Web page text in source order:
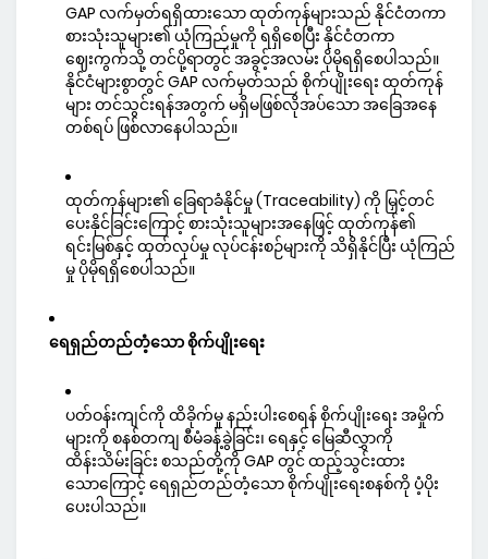
GAP လက်မှတ်ရရှိထားသော ထုတ်ကုန်များသည် နိုင်ငံတကာ
စားသုံးသူများ၏ ယုံကြည်မှုကို ရရှိစေပြီး နိုင်ငံတကာ
ဈေးကွက်သို့ တင်ပို့ရာတွင် အခွင့်အလမ်း ပိုမိုရရှိစေပါသည်။
နိုင်ငံများစွာတွင် GAP လက်မှတ်သည် စိုက်ပျိုးရေး ထုတ်ကုန်
များ တင်သွင်းရန်အတွက် မရှိမဖြစ်လိုအပ်သော အခြေအနေ
တစ်ရပ် ဖြစ်လာနေပါသည်။
ထုတ်ကုန်များ၏ ခြေရာခံနိုင်မှု (Traceability) ကို မြှင့်တင်
ပေးနိုင်ခြင်းကြောင့် စားသုံးသူများအနေဖြင့် ထုတ်ကုန်၏
ရင်းမြစ်နှင့် ထုတ်လုပ်မှု လုပ်ငန်းစဉ်များကို သိရှိနိုင်ပြီး ယုံကြည်
မှု ပိုမိုရရှိစေပါသည်။
ရေရှည်တည်တံ့သော စိုက်ပျိုးရေး
ပတ်ဝန်းကျင်ကို ထိခိုက်မှု နည်းပါးစေရန် စိုက်ပျိုးရေး အမှိုက်
များကို စနစ်တကျ စီမံခန့်ခွဲခြင်း၊ ရေနှင့် မြေဆီလွှာကို
ထိန်းသိမ်းခြင်း စသည်တို့ကို GAP တွင် ထည့်သွင်းထား
သောကြောင့် ရေရှည်တည်တံ့သော စိုက်ပျိုးရေးစနစ်ကို ပံ့ပိုး
ပေးပါသည်။